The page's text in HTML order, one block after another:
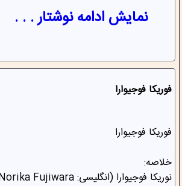
نمایش ادامه نوشتار . . .
فوریکا فوجیوارا
فوریکا فوجیوارا
خلاصه: